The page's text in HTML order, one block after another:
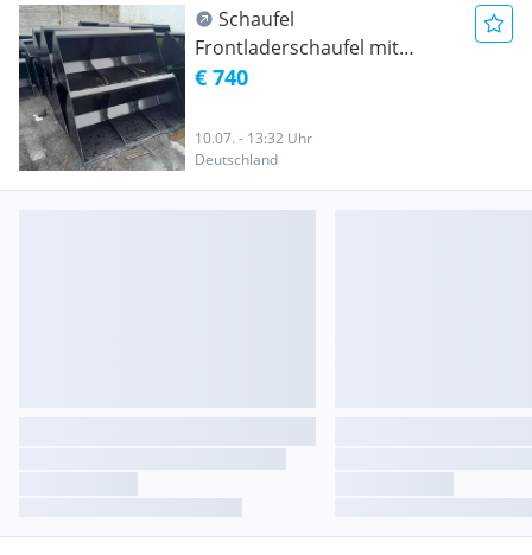
Schaufel
Frontladerschaufel mit
Euroaufnahme 200cm
€ 740
10.07. - 13:32 Uhr
Deutschland